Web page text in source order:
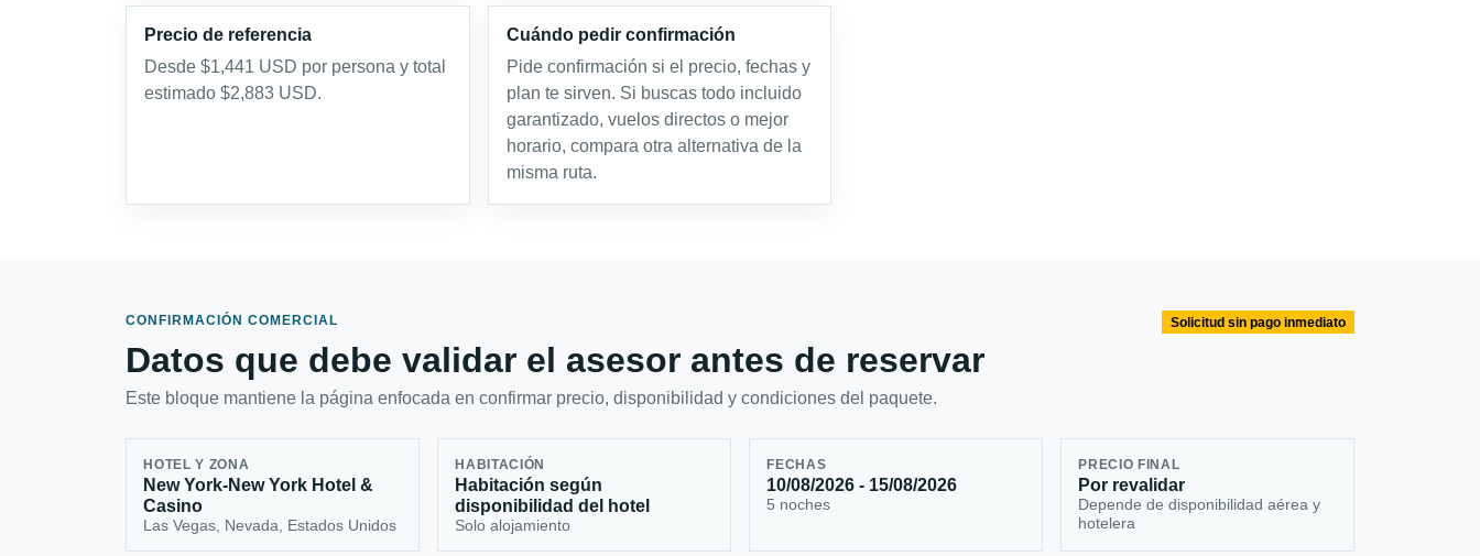
Precio de referencia
Desde $1,441 USD por persona y total
estimado $2,883 USD.
Cuándo pedir confirmación
Pide confirmación si el precio, fechas y
plan te sirven. Si buscas todo incluido
garantizado, vuelos directos o mejor
horario, compara otra alternativa de la
misma ruta.
CONFIRMACIÓN COMERCIAL
Datos que debe validar el asesor antes de reservar
Este bloque mantiene la página enfocada en confirmar precio, disponibilidad y condiciones del paquete.
Solicitud sin pago inmediato
HOTEL Y ZONA
New York-New York Hotel &
Casino
Las Vegas, Nevada, Estados Unidos
HABITACIÓN
Habitación según
disponibilidad del hotel
Solo alojamiento
FECHAS
10/08/2026 - 15/08/2026
5 noches
PRECIO FINAL
Por revalidar
Depende de disponibilidad aérea y
hotelera